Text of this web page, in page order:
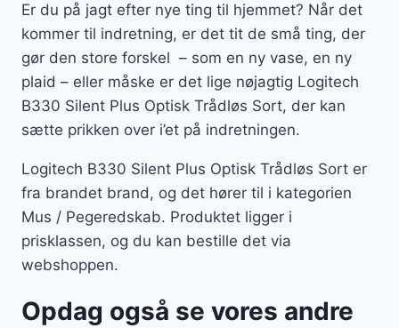
Er du på jagt efter nye ting til hjemmet? Når det
kommer til indretning, er det tit de små ting, der
gør den store forskel – som en ny vase, en ny
plaid – eller måske er det lige nøjagtig Logitech
B330 Silent Plus Optisk Trådløs Sort, der kan
sætte prikken over i’et på indretningen.
Logitech B330 Silent Plus Optisk Trådløs Sort er
fra brandet brand, og det hører til i kategorien
Mus / Pegeredskab. Produktet ligger i
prisklassen, og du kan bestille det via
webshoppen.
Opdag også se vores andre